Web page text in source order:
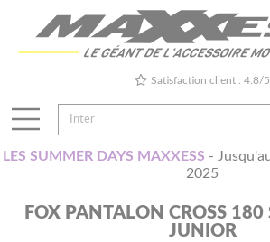
Satisfaction client : 4.8/5
LES SUMMER DAYS MAXXESS -
2025
FOX PANTALON CROSS 180
JUNIOR